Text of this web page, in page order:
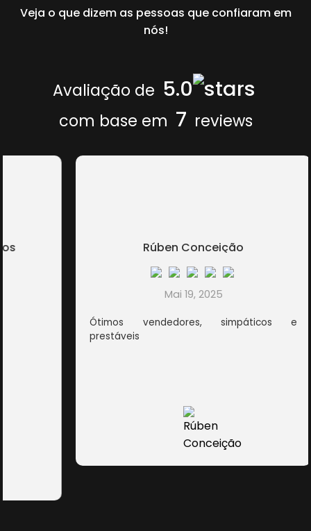
Veja o que dizem as pessoas que confiaram em
nós!
Avaliação de 5.0
com base em 7 reviews
Rúben Conceição
Mai 19, 2025
Ótimos vendedores, simpáticos e
prestáveis